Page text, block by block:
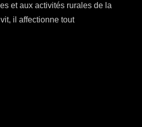
et aux activités rurales de la
il affectionne tout